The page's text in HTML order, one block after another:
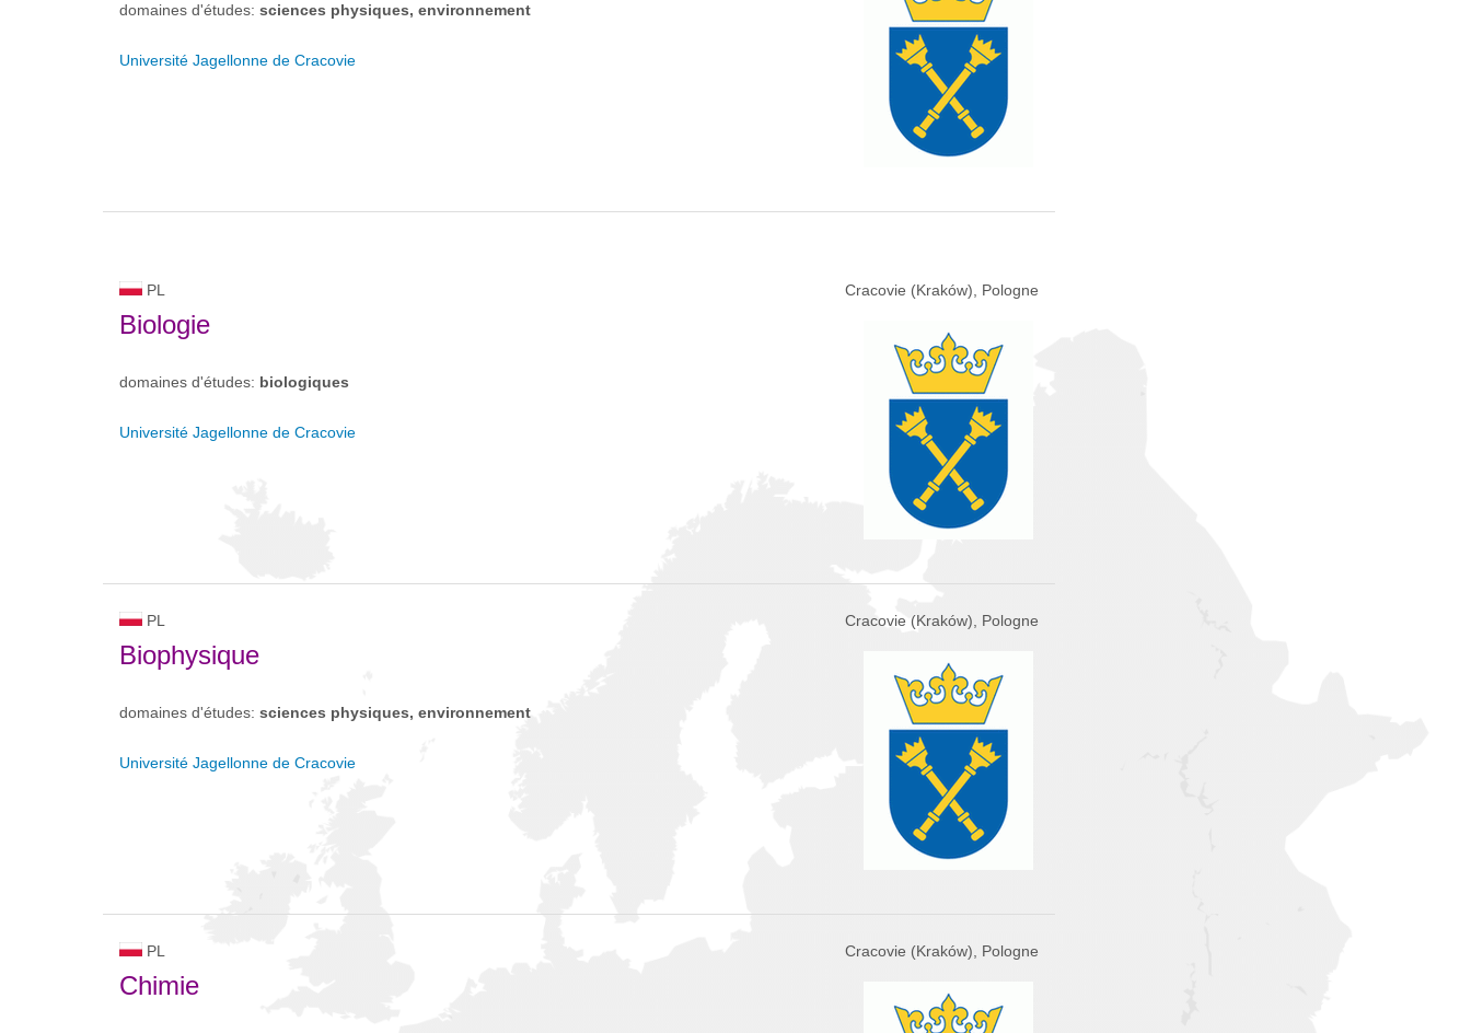
domaines d'études: sciences physiques, environnement
Université Jagellonne de Cracovie
PL Cracovie (Kraków), Pologne
Biologie
domaines d'études: biologiques
Université Jagellonne de Cracovie
PL Cracovie (Kraków), Pologne
Biophysique
domaines d'études: sciences physiques, environnement
Université Jagellonne de Cracovie
PL Cracovie (Kraków), Pologne
Chimie